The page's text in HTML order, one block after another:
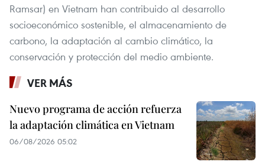
Ramsar) en Vietnam han contribuido al desarrollo
socioeconómico sostenible, el almacenamiento de
carbono, la adaptación al cambio climático, la
conservación y protección del medio ambiente.
VER MÁS
Nuevo programa de acción refuerza
la adaptación climática en Vietnam
06/08/2026 05:02